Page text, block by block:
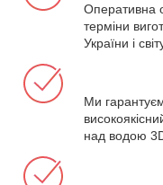
Оперативна
терміни
України і
Ми
над водою